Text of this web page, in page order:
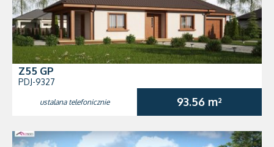
Z55 GP
PDJ-9327
ustalana telefonicznie 93.56 m²